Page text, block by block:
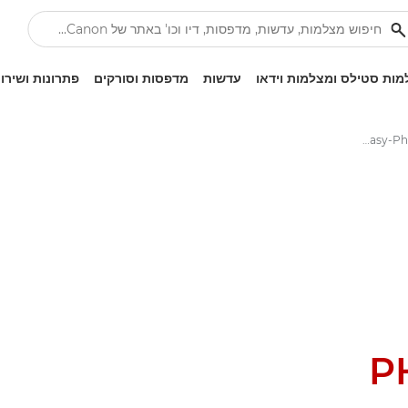
סטילס ומצלמות וידאו עדשות מדפסות וסורקים פתרונות
היישומון Easy-PhotoPrint Editor של Canon